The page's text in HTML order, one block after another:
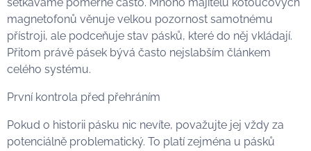
magnetofonů věnuje velkou pozornost samotnému
přístroji, ale podceňuje stav pásků, které do něj vkládají.
Přitom právě pásek bývá často nejslabším článkem
celého systému.
První kontrola před přehráním
Pokud o historii pásku nic nevíte, považujte jej vždy za
potenciálně problematický. To platí zejména u pásků